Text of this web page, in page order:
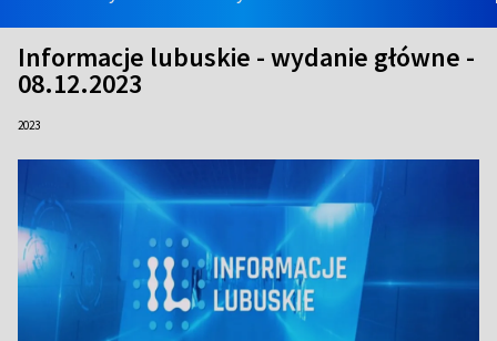
Informacje lubuskie - wydanie główne -
08.12.2023
2023